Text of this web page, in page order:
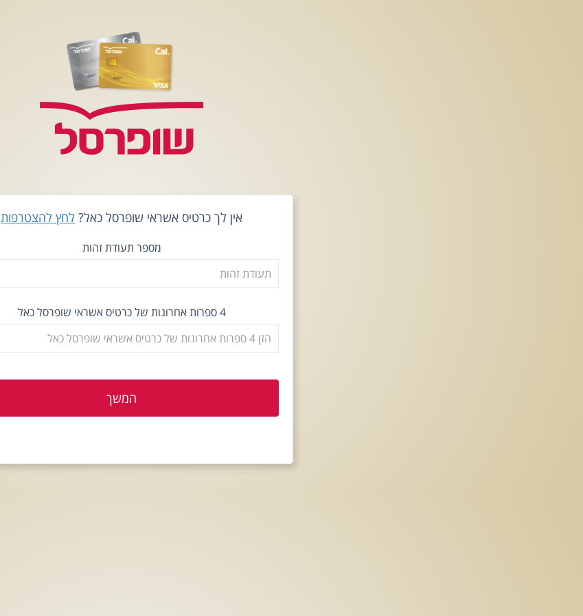
אין לך כרטיס אשראי שופרסל כאל? לחץ להצטרפות
מספר תעודת זהות
4 ספרות אחרונות של כרטיס אשראי שופרסל כאל
המשך